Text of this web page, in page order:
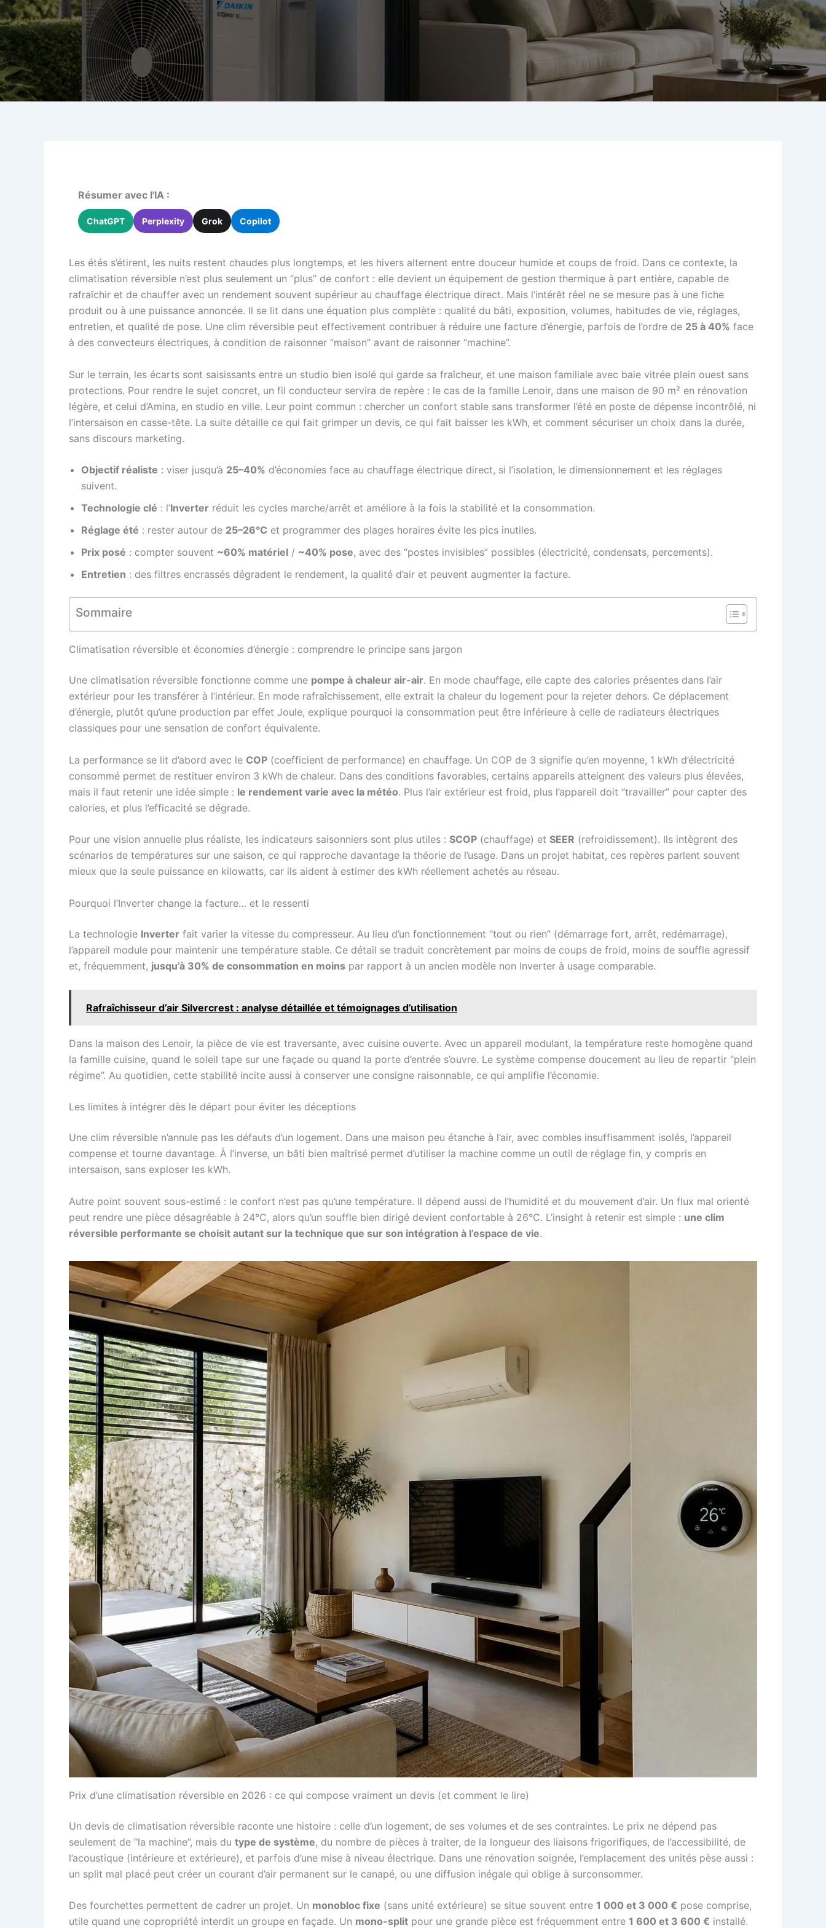
Résumer avec l'IA :
ChatGPT Perplexity Grok Copilot
Les étés s’étirent, les nuits restent chaudes plus longtemps, et les hivers alternent entre douceur humide et coups de froid. Dans ce contexte, la
climatisation réversible n’est plus seulement un “plus” de confort : elle devient un équipement de gestion thermique à part entière, capable de
rafraîchir et de chauffer avec un rendement souvent supérieur au chauffage électrique direct. Mais l’intérêt réel ne se mesure pas à une fiche
produit ou à une puissance annoncée. Il se lit dans une équation plus complète : qualité du bâti, exposition, volumes, habitudes de vie, réglages,
entretien, et qualité de pose. Une clim réversible peut effectivement contribuer à réduire une facture d’énergie, parfois de l’ordre de 25 à 40% face
à des convecteurs électriques, à condition de raisonner “maison” avant de raisonner “machine”.
Sur le terrain, les écarts sont saisissants entre un studio bien isolé qui garde sa fraîcheur, et une maison familiale avec baie vitrée plein ouest sans
protections. Pour rendre le sujet concret, un fil conducteur servira de repère : le cas de la famille Lenoir, dans une maison de 90 m² en rénovation
légère, et celui d’Amina, en studio en ville. Leur point commun : chercher un confort stable sans transformer l’été en poste de dépense incontrôlé, ni
l’intersaison en casse-tête. La suite détaille ce qui fait grimper un devis, ce qui fait baisser les kWh, et comment sécuriser un choix dans la durée,
sans discours marketing.
Objectif réaliste : viser jusqu’à 25–40% d’économies face au chauffage électrique direct, si l’isolation, le dimensionnement et les réglages
suivent.
Technologie clé : l’Inverter réduit les cycles marche/arrêt et améliore à la fois la stabilité et la consommation.
Réglage été : rester autour de 25–26°C et programmer des plages horaires évite les pics inutiles.
Prix posé : compter souvent ~60% matériel / ~40% pose, avec des “postes invisibles” possibles (électricité, condensats, percements).
Entretien : des filtres encrassés dégradent le rendement, la qualité d’air et peuvent augmenter la facture.
Sommaire
Climatisation réversible et économies d’énergie : comprendre le principe sans jargon
Une climatisation réversible fonctionne comme une pompe à chaleur air-air. En mode chauffage, elle capte des calories présentes dans l’air
extérieur pour les transférer à l’intérieur. En mode rafraîchissement, elle extrait la chaleur du logement pour la rejeter dehors. Ce déplacement
d’énergie, plutôt qu’une production par effet Joule, explique pourquoi la consommation peut être inférieure à celle de radiateurs électriques
classiques pour une sensation de confort équivalente.
La performance se lit d’abord avec le COP (coefficient de performance) en chauffage. Un COP de 3 signifie qu’en moyenne, 1 kWh d’électricité
consommé permet de restituer environ 3 kWh de chaleur. Dans des conditions favorables, certains appareils atteignent des valeurs plus élevées,
mais il faut retenir une idée simple : le rendement varie avec la météo. Plus l’air extérieur est froid, plus l’appareil doit “travailler” pour capter des
calories, et plus l’efficacité se dégrade.
Pour une vision annuelle plus réaliste, les indicateurs saisonniers sont plus utiles : SCOP (chauffage) et SEER (refroidissement). Ils intègrent des
scénarios de températures sur une saison, ce qui rapproche davantage la théorie de l’usage. Dans un projet habitat, ces repères parlent souvent
mieux que la seule puissance en kilowatts, car ils aident à estimer des kWh réellement achetés au réseau.
Pourquoi l’Inverter change la facture… et le ressenti
La technologie Inverter fait varier la vitesse du compresseur. Au lieu d’un fonctionnement “tout ou rien” (démarrage fort, arrêt, redémarrage),
l’appareil module pour maintenir une température stable. Ce détail se traduit concrètement par moins de coups de froid, moins de souffle agressif
et, fréquemment, jusqu’à 30% de consommation en moins par rapport à un ancien modèle non Inverter à usage comparable.
Rafraîchisseur d’air Silvercrest : analyse détaillée et témoignages d’utilisation
Dans la maison des Lenoir, la pièce de vie est traversante, avec cuisine ouverte. Avec un appareil modulant, la température reste homogène quand
la famille cuisine, quand le soleil tape sur une façade ou quand la porte d’entrée s’ouvre. Le système compense doucement au lieu de repartir “plein
régime”. Au quotidien, cette stabilité incite aussi à conserver une consigne raisonnable, ce qui amplifie l’économie.
Les limites à intégrer dès le départ pour éviter les déceptions
Une clim réversible n’annule pas les défauts d’un logement. Dans une maison peu étanche à l’air, avec combles insuffisamment isolés, l’appareil
compense et tourne davantage. À l’inverse, un bâti bien maîtrisé permet d’utiliser la machine comme un outil de réglage fin, y compris en
intersaison, sans exploser les kWh.
Autre point souvent sous-estimé : le confort n’est pas qu’une température. Il dépend aussi de l’humidité et du mouvement d’air. Un flux mal orienté
peut rendre une pièce désagréable à 24°C, alors qu’un souffle bien dirigé devient confortable à 26°C. L’insight à retenir est simple : une clim
réversible performante se choisit autant sur la technique que sur son intégration à l’espace de vie.
Prix d’une climatisation réversible en 2026 : ce qui compose vraiment un devis (et comment le lire)
Un devis de climatisation réversible raconte une histoire : celle d’un logement, de ses volumes et de ses contraintes. Le prix ne dépend pas
seulement de “la machine”, mais du type de système, du nombre de pièces à traiter, de la longueur des liaisons frigorifiques, de l’accessibilité, de
l’acoustique (intérieure et extérieure), et parfois d’une mise à niveau électrique. Dans une rénovation soignée, l’emplacement des unités pèse aussi :
un split mal placé peut créer un courant d’air permanent sur le canapé, ou une diffusion inégale qui oblige à surconsommer.
Des fourchettes permettent de cadrer un projet. Un monobloc fixe (sans unité extérieure) se situe souvent entre 1 000 et 3 000 € pose comprise,
utile quand une copropriété interdit un groupe en façade. Un mono-split pour une grande pièce est fréquemment entre 1 600 et 3 600 € installé.